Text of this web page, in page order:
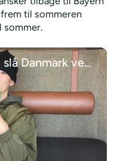
til sommeren
sommer.
FCM's Cho Gue-sung vil slå Danmark ved VM 2026